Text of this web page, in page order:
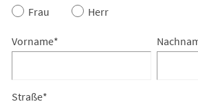
Anfrage
Frau
Herr
Vorname*
Straße*